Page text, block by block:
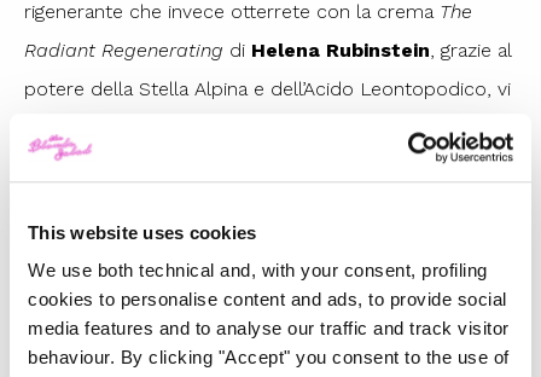
This website uses cookies
We use both technical and, with your consent, profiling
cookies to personalise content and ads, to provide social
media features and to analyse our traffic and track visitor
behaviour. By clicking "Accept" you consent to the use of
rigenerante che invece otterrete con la crema The
Radiant Regenerating di Helena Rubinstein , grazie al
potere della Stella Alpina e dell’Acido Leontopodico, vi
aiuterà a combattere i segni dell’invecchiamento. Come
ultimo non per importanza citiamo un prodotto nato in
Charlotte Tilbury. Sviluppata dietro le quinte delle
sfilate, durante le settimane della moda, questa crema
nasce per trasformare l’aspetto della pelle delle
modelle prima di calcare le passerelle.